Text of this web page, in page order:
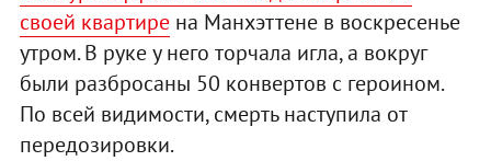
своей квартирена Манхэттене в воскресенье
утром. В руке у него торчала игла, а вокруг
были разбросаны 50 конвертов с героином.
По всей видимости, смерть наступила от
передозировки.